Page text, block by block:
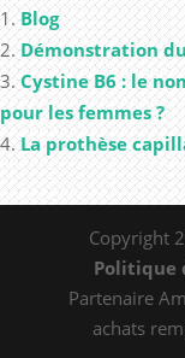
Blog
Démonstration
Cystine B6 : le
pour les femmes ?
La prothèse
Copyright
Politique
Partenaire
achats